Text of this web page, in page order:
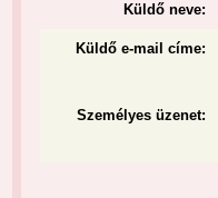
Küldő neve:
Küldő e-mail címe:
Személyes üzenet: